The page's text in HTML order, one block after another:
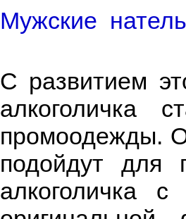
Мужские
С развитием
алкоголичка
промоодежды.
подойдут для
алкоголичка